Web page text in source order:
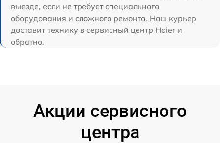
выезде, если не требует специального
оборудования и сложного ремонта. Наш курьер
доставит технику в сервисный центр Haier и
обратно.
Акции сервисного
центра